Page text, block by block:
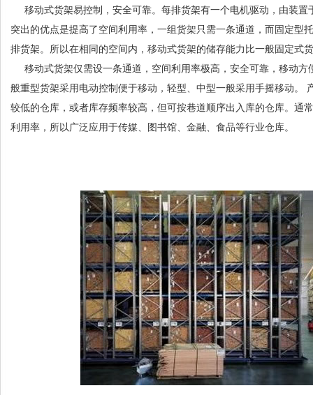
移动式货架易控制，安全可靠。每排货架有一个电机驱动，由装置
突出的优点是提高了空间利用率，一组货架只需一条通道，而固定型
排货架。所以在相同的空间内，移动式货架的储存能力比一般固定式
移动式货架仅需设一条通道，空间利用率极高，安全可靠，移动
般重型货架采用电动控制便于移动，轻型、中型一般采用手摇移动。
较低的仓库，或者库存频率较高，但可按巷道顺序出入库的仓库。通
利用率，所以广泛应用于传媒、图书馆、金融、食品等行业仓库。